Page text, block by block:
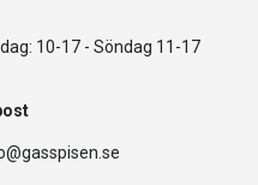
10-17 - Söndag 11-17